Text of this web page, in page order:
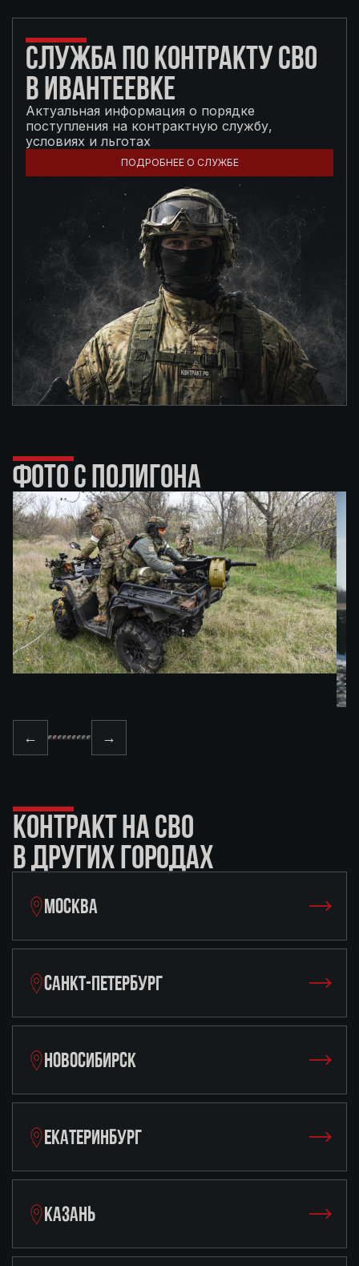
СЛУЖБА ПО КОНТРАКТУ СВО
В ИВАНТЕЕВКЕ
Актуальная информация о порядке
поступления на контрактную службу,
условиях и льготах
ПОДРОБНЕЕ О СЛУЖБЕ
ФОТО С ПОЛИГОНА
← →
КОНТРАКТ НА СВО
В ДРУГИХ ГОРОДАХ
МОСКВА
САНКТ-ПЕТЕРБУРГ
НОВОСИБИРСК
ЕКАТЕРИНБУРГ
КАЗАНЬ